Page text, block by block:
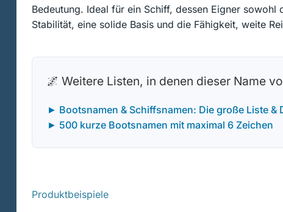
Bedeutung. Ideal für ein Schiff, dessen Eigner
Stabilität, eine solide Basis und die Fähigkeit, weite
🌌 Weitere Listen, in denen dieser Name
► Bootsnamen & Schiffsnamen: Die große Liste &
► 500 kurze Bootsnamen mit maximal 6 Zeichen
Produktbeispiele